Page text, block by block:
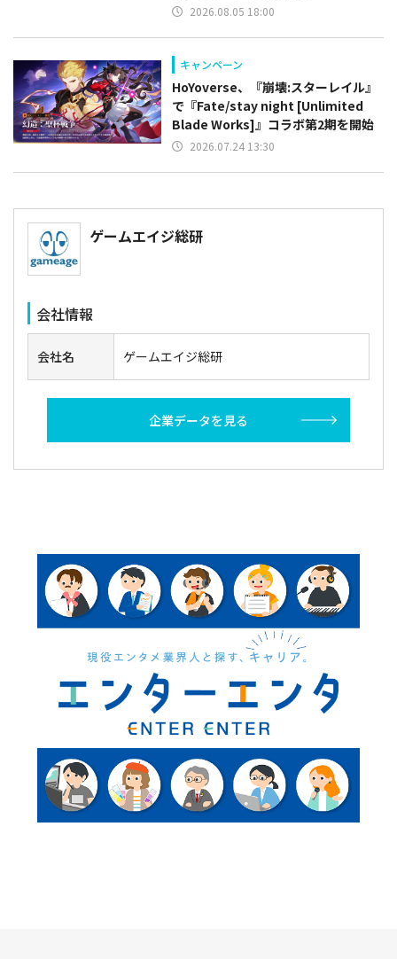
2026.08.05 18:00
キャンペーン
HoYoverse、『崩壊:スターレイル』
で『Fate/stay night [Unlimited
Blade Works]』コラボ第2期を開始
2026.07.24 13:30
ゲームエイジ総研
会社情報
会社名 ゲームエイジ総研
企業データを見る